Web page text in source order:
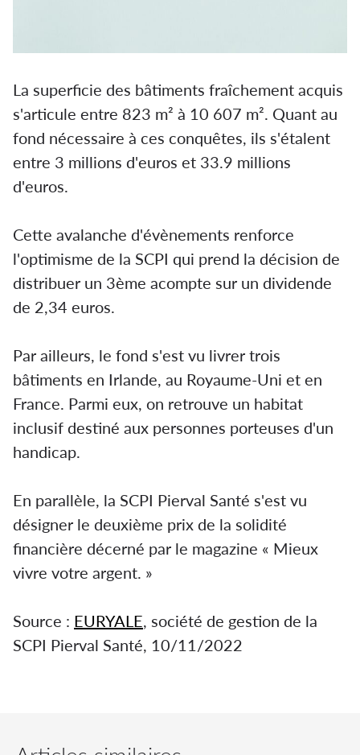
La superficie des bâtiments fraîchement acquis
s'articule entre 823 m² à 10 607 m². Quant au
fond nécessaire à ces conquêtes, ils s'étalent
entre 3 millions d'euros et 33.9 millions
d'euros.
Cette avalanche d'évènements renforce
l'optimisme de la SCPI qui prend la décision de
distribuer un 3ème acompte sur un dividende
de 2,34 euros.
Par ailleurs, le fond s'est vu livrer trois
bâtiments en Irlande, au Royaume-Uni et en
France. Parmi eux, on retrouve un habitat
inclusif destiné aux personnes porteuses d'un
handicap.
En parallèle, la SCPI Pierval Santé s'est vu
désigner le deuxième prix de la solidité
financière décerné par le magazine « Mieux
vivre votre argent. »
Source : EURYALE , société de gestion de la
SCPI Pierval Santé, 10/11/2022